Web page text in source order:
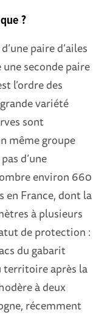
?
paire d’ailes
seconde paire
l’ordre des
variété
sont
même groupe
d’une
environ 660
en France, dont la
à plusieurs
de protection :
du gabarit
territoire après la
à deux
récemment